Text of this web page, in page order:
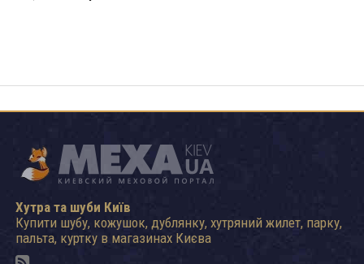
Хутра та шуби Київ
Купити шубу, кожушок, дублянку, хутряний жилет, парку,
пальта, куртку в магазинах Києва